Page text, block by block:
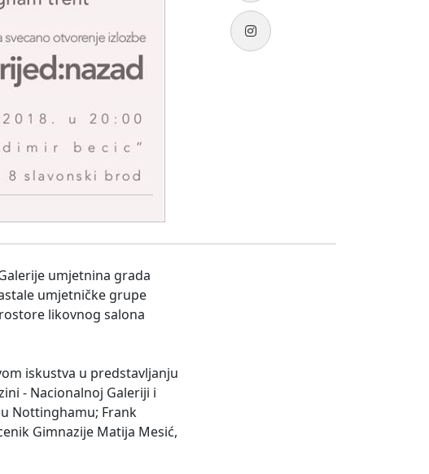
umjetnina grada
umjetničke grupe
likovnog salona
iskustva u predstavljanju
- Nacionalnoj Galeriji i
Nottinghamu; Frank
Gimnazije Matija Mesić,